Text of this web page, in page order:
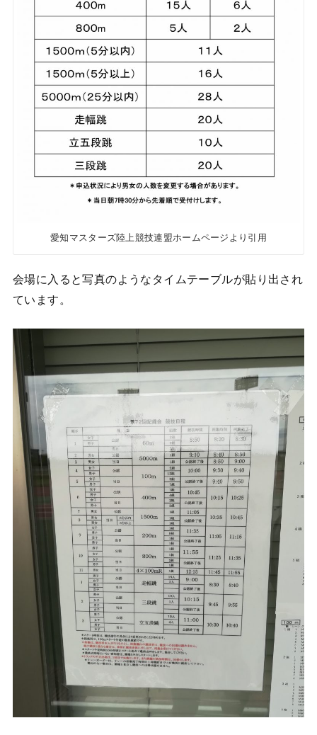
愛知マスターズ陸上競技連盟ホームページより引用
会場に入ると写真のようなタイムテーブルが貼り出され
ています。